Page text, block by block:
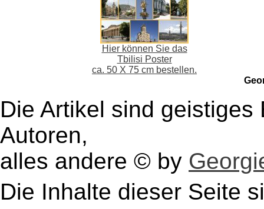
Hier können Sie das
Tbilisi Poster
ca. 50 X 75 cm bestellen.
Die Artikel sind
Autoren,
alles andere © by
Die Inhalte dieser Seite